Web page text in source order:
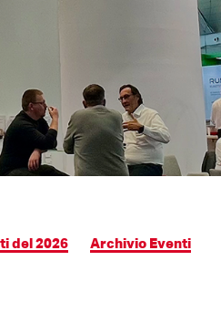
del 2026 Archivio Eventi